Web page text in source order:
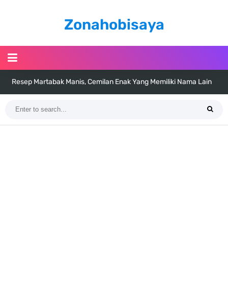
Zonahobisaya
Resep Martabak Manis, Cemilan Enak Yang Memiliki Nama Lain